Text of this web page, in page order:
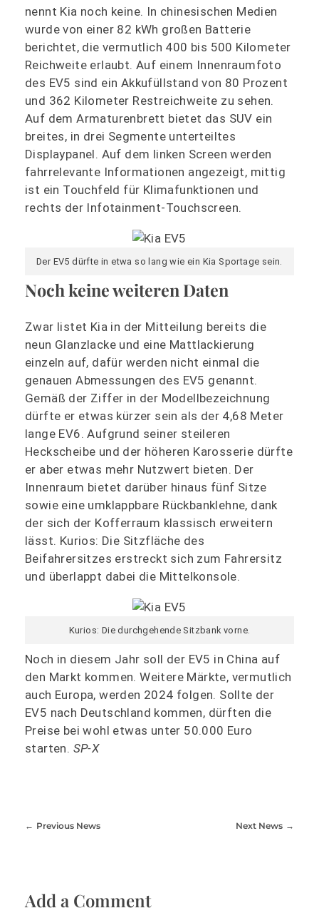
nennt Kia noch keine. In chinesischen Medien
wurde von einer 82 kWh großen Batterie
berichtet, die vermutlich 400 bis 500 Kilometer
Reichweite erlaubt. Auf einem Innenraumfoto
des EV5 sind ein Akkufüllstand von 80 Prozent
und 362 Kilometer Restreichweite zu sehen.
Auf dem Armaturenbrett bietet das SUV ein
breites, in drei Segmente unterteiltes
Displaypanel. Auf dem linken Screen werden
fahrrelevante Informationen angezeigt, mittig
ist ein Touchfeld für Klimafunktionen und
rechts der Infotainment-Touchscreen.
Der EV5 dürfte in etwa so lang wie ein Kia Sportage sein.
Noch keine weiteren Daten
Zwar listet Kia in der Mitteilung bereits die
neun Glanzlacke und eine Mattlackierung
einzeln auf, dafür werden nicht einmal die
genauen Abmessungen des EV5 genannt.
Gemäß der Ziffer in der Modellbezeichnung
dürfte er etwas kürzer sein als der 4,68 Meter
lange EV6. Aufgrund seiner steileren
Heckscheibe und der höheren Karosserie dürfte
er aber etwas mehr Nutzwert bieten. Der
Innenraum bietet darüber hinaus fünf Sitze
sowie eine umklappbare Rückbanklehne, dank
der sich der Kofferraum klassisch erweitern
lässt. Kurios: Die Sitzfläche des
Beifahrersitzes erstreckt sich zum Fahrersitz
und überlappt dabei die Mittelkonsole.
Kurios: Die durchgehende Sitzbank vorne.
Noch in diesem Jahr soll der EV5 in China auf
den Markt kommen. Weitere Märkte, vermutlich
auch Europa, werden 2024 folgen. Sollte der
EV5 nach Deutschland kommen, dürften die
Preise bei wohl etwas unter 50.000 Euro
starten. SP-X
Previous News Next News
Add a Comment